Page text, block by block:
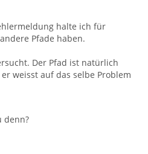
halte ich für
Pfade haben.
Der Pfad ist natürlich
weisst auf das selbe Problem
denn?